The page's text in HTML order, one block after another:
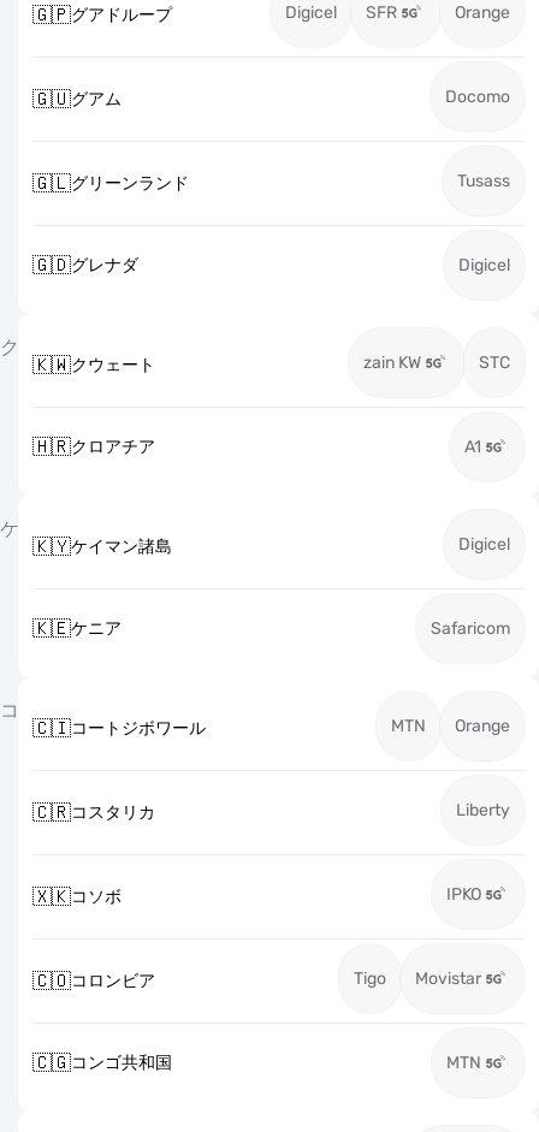
🇬🇵グアドループ Digicel SFR Orange
🇬🇺グアム Docomo
🇬🇱グリーンランド Tusass
🇬🇩グレナダ Digicel
ク
🇰🇼クウェート zain KW STC
🇭🇷クロアチア A1
ケ
🇰🇾ケイマン諸島 Digicel
🇰🇪ケニア Safaricom
コ
🇨🇮コートジボワール MTN Orange
🇨🇷コスタリカ Liberty
🇽🇰コソボ IPKO
🇨🇴コロンビア Tigo Movistar
🇨🇬コンゴ共和国 MTN